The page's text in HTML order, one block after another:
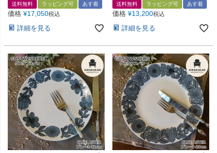
送料無料 ラッピング可 あす着
価格 ¥17,050税込
詳細を見る
送料無料 ラッピング可 あす着
価格 ¥13,200税込
詳細を見る